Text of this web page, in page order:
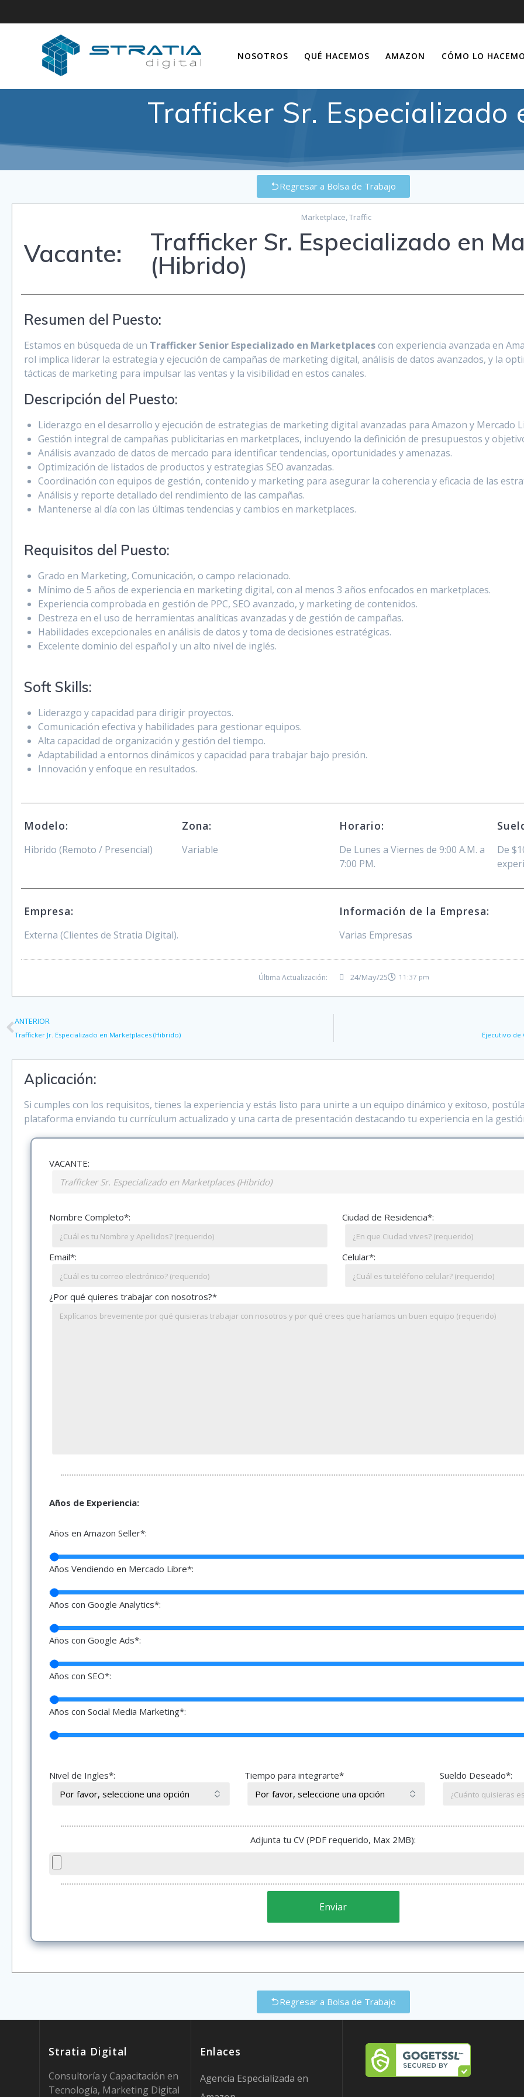
NOSOTROS QUÉ HACEMOS AMAZON CÓMO LO
Trafficker Sr. Especializado
Regresar a Bolsa de Trabajo
Marketplace,Traffic
Vacante:
Trafficker Sr. Especializado en
(Hibrido)
Resumen del Puesto:
Estamos en búsqueda de un Trafficker Senior Especializado en Marketplacescon experiencia avanzada en
rol implica liderar la estrategia y ejecución de campañas de marketing digital, análisis de datos avanzados, y la
tácticas de marketing para impulsar las ventas y la visibilidad en estos canales.
Descripción del Puesto:
Liderazgo en el desarrollo y ejecución de estrategias de marketing digital avanzadas para Amazon y Mercado
Gestión integral de campañas publicitarias en marketplaces, incluyendo la definición de presupuestos y
Análisis avanzado de datos de mercado para identificar tendencias, oportunidades y amenazas.
Optimización de listados de productos y estrategias SEO avanzadas.
Coordinación con equipos de gestión, contenido y marketing para asegurar la coherencia y eficacia de las
Análisis y reporte detallado del rendimiento de las campañas.
Mantenerse al día con las últimas tendencias y cambios en marketplaces.
Requisitos del Puesto:
Grado en Marketing, Comunicación, o campo relacionado.
Mínimo de 5 años de experiencia en marketing digital, con al menos 3 años enfocados en marketplaces.
Experiencia comprobada en gestión de PPC, SEO avanzado, y marketing de contenidos.
Destreza en el uso de herramientas analíticas avanzadas y de gestión de campañas.
Habilidades excepcionales en análisis de datos y toma de decisiones estratégicas.
Excelente dominio del español y un alto nivel de inglés.
Soft Skills:
Liderazgo y capacidad para dirigir proyectos.
Comunicación efectiva y habilidades para gestionar equipos.
Alta capacidad de organización y gestión del tiempo.
Adaptabilidad a entornos dinámicos y capacidad para trabajar bajo presión.
Innovación y enfoque en resultados.
Modelo:
Hibrido (Remoto / Presencial)
Zona:
Variable
Horario:
De Lunes a Viernes de 9:00 A.M. a
7:00 PM.
De
Empresa:
Externa (Clientes de Stratia Digital).
Información de la Empresa:
Varias Empresas
Última Actualización: 24/May/25 11:37 pm
ANTERIOR
Trafficker Jr. Especializado en Marketplaces (Hibrido) Ejecutivo de
Aplicación:
Si cumples con los requisitos, tienes la experiencia y estás listo para unirte a un equipo dinámico y exitoso,
plataforma enviando tu currículum actualizado y una carta de presentación destacando tu experiencia en la
VACANTE:
Nombre Completo*: Ciudad de Residencia*:
Email*: Celular*:
¿Por qué quieres trabajar con nosotros?*
Años de Experiencia:
Años en Amazon Seller*:
Años Vendiendo en Mercado Libre*:
Años con Google Analytics*:
Años con Google Ads*:
Años con SEO*:
Años con Social Media Marketing*:
Nivel de Ingles*: Tiempo para integrarte* Sueldo Deseado*:
Adjunta tu CV (PDF requerido, Max 2MB):
Regresar a Bolsa de Trabajo
Stratia Digital
Consultoría y Capacitación en
Tecnología, Marketing Digital
Enlaces
Agencia Especializada en